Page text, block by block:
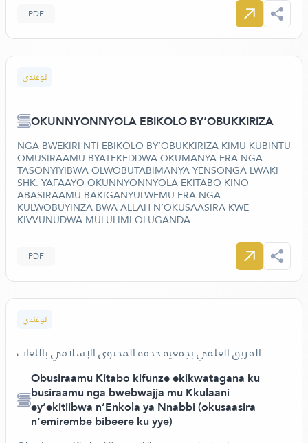
PDF
لوغندي
OKUNNYONNYOLA EBIKOLO BY’OBUKKIRIZA
NGA BWEKIRI NTI EBIKOLO BY’OBUKKIRIZA KIMU KUBINTU
OMUSIRAAMU BYATEKEDDWA OKUMANYA ERA NGA
TASONYIYIBWA OLWOBUTABIMANYA YENSONGA LWAKI
SHK. YAFAAYO OKUNNYONNYOLA EKITABO KINO
ABASIRAAMU BAKIGANYULWEMU ERA NGA
KULWOBUYINZA BWA ALLAH N’OKUSAASIRA KWE
KIVVUNUDWA MULULIMI OLUGANDA.
PDF
لوغندي
الفريق العلمي بجمعية خدمة المحتوى الإسلامي باللغات
Obusiraamu Kitabo kifunze ekikwatagana ku
busiraamu nga bwebwajja mu Kkulaani
ey’ekitiibwa n’Enkola ya Nnabbi (okusaasira
n’emirembe bibeere ku yye)